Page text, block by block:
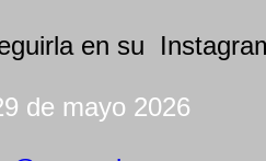
en su
de mayo 2026